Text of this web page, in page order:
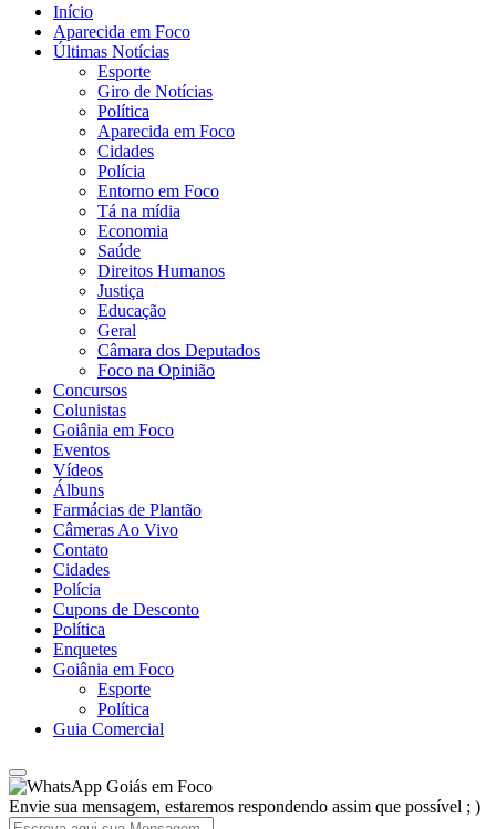
Início
Aparecida em Foco
Últimas Notícias
Esporte
Giro de Notícias
Política
Aparecida em Foco
Cidades
Polícia
Entorno em Foco
Tá na mídia
Economia
Saúde
Direitos Humanos
Justiça
Educação
Geral
Câmara dos Deputados
Foco na Opinião
Concursos
Colunistas
Goiânia em Foco
Eventos
Vídeos
Álbuns
Farmácias de Plantão
Câmeras Ao Vivo
Contato
Cidades
Polícia
Cupons de Desconto
Política
Enquetes
Goiânia em Foco
Esporte
Política
Guia Comercial
Goiás em Foco
Envie sua mensagem, estaremos respondendo assim que possível ; )